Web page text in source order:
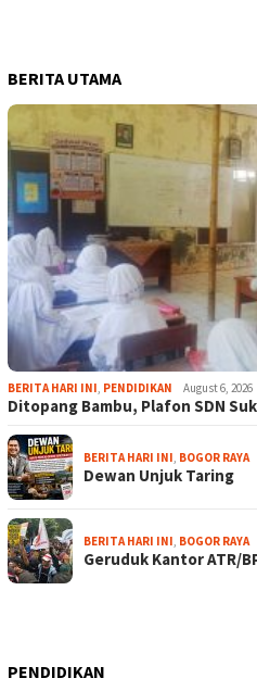
BERITA UTAMA
BERITA HARI INI, PENDIDIKAN August 6, 2026
Ditopang Bambu, Plafon SDN
BERITA HARI INI, BOGOR RAYA
Dewan Unjuk Taring
BERITA HARI INI, BOGOR RAYA
Geruduk Kantor ATR/
PENDIDIKAN